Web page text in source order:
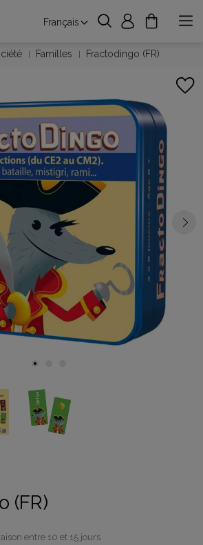
Français
Familles Fractodingo (FR)
(FR)
entre 10 et 15 jours